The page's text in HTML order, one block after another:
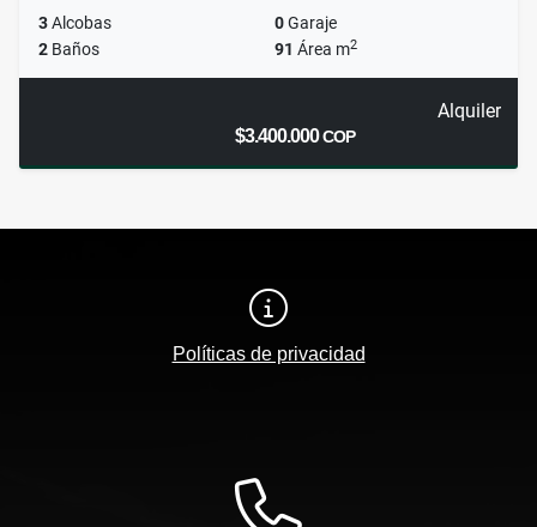
3Alcobas 0Garaje
2 Baños 91 Área m2
Alquiler
$3.400.000COP
Políticas de privacidad